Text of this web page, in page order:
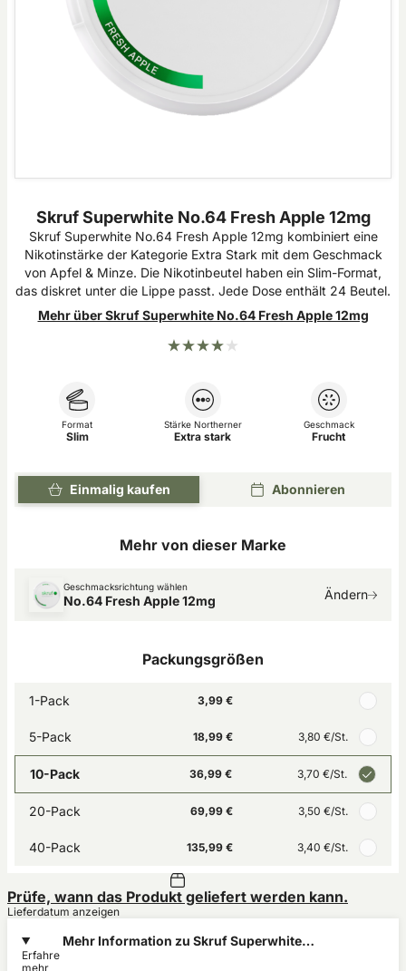
Skruf Superwhite No.64 Fresh Apple 12mg
Skruf Superwhite No.64 Fresh Apple 12mg kombiniert eine
Nikotinstärke der Kategorie Extra Stark mit dem Geschmack
von Apfel & Minze. Die Nikotinbeutel haben ein Slim-Format,
das diskret unter die Lippe passt. Jede Dose enthält 24 Beutel.
Mehr über Skruf Superwhite No.64 Fresh Apple 12mg
Einmalig kaufen Abonnieren
Format
Slim
Stärke Northerner
Extra stark
Geschmack
Frucht
Mehr von dieser Marke
Geschmacksrichtung wählen
No.64 Fresh Apple 12mg Ändern
Packungsgrößen
1-Pack 3,99 €
5-Pack 18,99 € 3,80 €/St.
10-Pack 36,99 € 3,70 €/St.
20-Pack 69,99 € 3,50 €/St.
40-Pack 135,99 € 3,40 €/St.
Prüfe, wann das Produkt geliefert werden kann.
Lieferdatum anzeigen
Mehr Information zu Skruf Superwhite
Erfahre
mehr